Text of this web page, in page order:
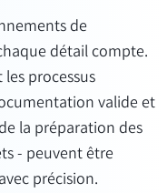
de
détail compte.
processus
valide et
la préparation des
- peuvent être
précision.